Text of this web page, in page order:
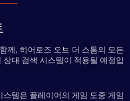
께, 히어로즈 오브 더 스톰의 모든
대 검색 시스템이 적용될 예정입
템은 플레이어의 게임 도중 게임